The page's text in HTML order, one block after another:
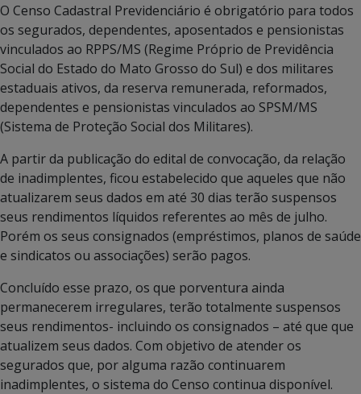
O Censo Cadastral Previdenciário é obrigatório para todos
os segurados, dependentes, aposentados e pensionistas
vinculados ao RPPS/MS (Regime Próprio de Previdência
Social do Estado do Mato Grosso do Sul) e dos militares
estaduais ativos, da reserva remunerada, reformados,
dependentes e pensionistas vinculados ao SPSM/MS
(Sistema de Proteção Social dos Militares).
A partir da publicação do edital de convocação, da relação
de inadimplentes, ficou estabelecido que aqueles que não
atualizarem seus dados em até 30 dias terão suspensos
seus rendimentos líquidos referentes ao mês de julho.
Porém os seus consignados (empréstimos, planos de saúde
e sindicatos ou associações) serão pagos.
Concluído esse prazo, os que porventura ainda
permanecerem irregulares, terão totalmente suspensos
seus rendimentos- incluindo os consignados – até que que
atualizem seus dados. Com objetivo de atender os
segurados que, por alguma razão continuarem
inadimplentes, o sistema do Censo continua disponível.